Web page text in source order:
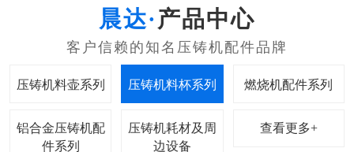
产品中心
压铸机料壶系列 压铸机料杯系列 燃烧机配件系列
铝合金压铸机配
件系列
压铸机耗材及周
边设备
查看更多+